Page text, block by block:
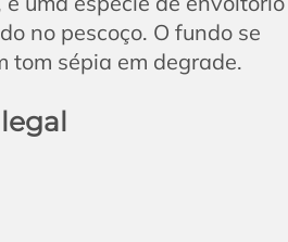
no pescoço. O fundo se
tom sépia em degrade.